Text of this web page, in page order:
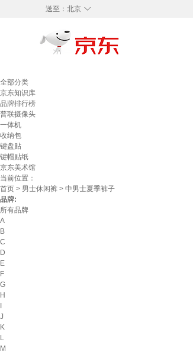
◇
送至： 北京
全部分类
京东知识库
品牌排行榜
普联摄像头
一体机
收纳包
键盘贴
键帽贴纸
京东美术馆
当前位置：
首页 > 男士休闲裤 > 中男士夏季裤子
品牌:
所有品牌
A
B
C
D
E
F
G
H
J
K
L
M